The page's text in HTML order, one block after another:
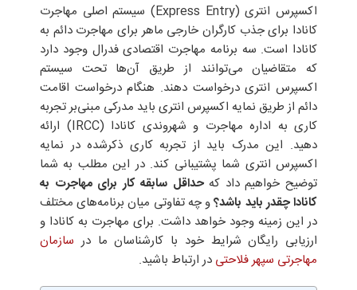
اکسپرس انتری (Express Entry) سیستم اصلی مهاجرت
کانادا برای جذب کارگران خارجی ماهر برای مهاجرت دائم به
کانادا است. سه برنامه مهاجرت اقتصادی فدرال وجود دارد
که متقاضیان می‌توانند از طریق آن‌ها تحت سیستم
اکسپرس انتری درخواست دهند. هنگام درخواست اقامت
دائم از طریق نمایه اکسپرس انتری باید مدرکی مبنی‌بر تجربه
کاری به اداره مهاجرت و شهروندی کانادا (IRCC) ارائه
دهید. این مدرک باید از تجربه کاری ذکرشده در نمایه
اکسپرس انتری شما پشتیبانی کند. در این مطلب به شما
توضیح خواهیم داد کهحداقل سابقه کار برای مهاجرت به
کانادا چقدر باید باشد؟و چه تفاوتی میان برنامه‌های مختلف
در این زمینه وجود خواهد داشت. برای مهاجرت به کانادا و
ارزیابی رایگان شرایط خود با کارشناسان ما در سازمان
مهاجرتی سپهر فلاحتی در ارتباط باشید.